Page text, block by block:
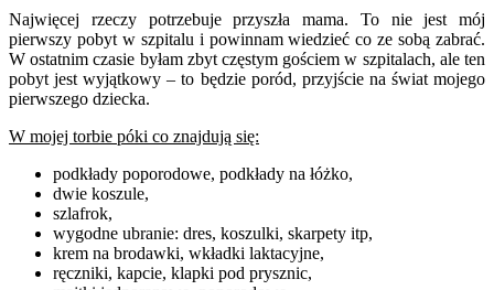
Najwięcej rzeczy potrzebuje przyszła mama. To nie jest mój
pierwszy pobyt w szpitalu i powinnam wiedzieć co ze sobą zabrać.
W ostatnim czasie byłam zbyt częstym gościem w szpitalach, ale ten
pobyt jest wyjątkowy – to będzie poród, przyjście na świat mojego
pierwszego dziecka.
W mojej torbie póki co znajdują się:
podkłady poporodowe, podkłady na łóżko,
dwie koszule,
szlafrok,
wygodne ubranie: dres, koszulki, skarpety itp,
krem na brodawki, wkładki laktacyjne,
ręczniki, kapcie, klapki pod prysznic,